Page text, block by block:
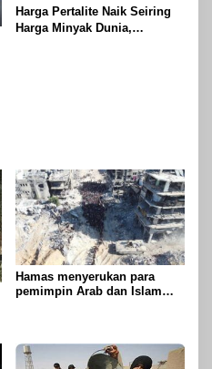
Harga Pertalite Naik Seiring
Harga Minyak Dunia,
Hamas menyerukan para
pemimpin Arab dan Islam